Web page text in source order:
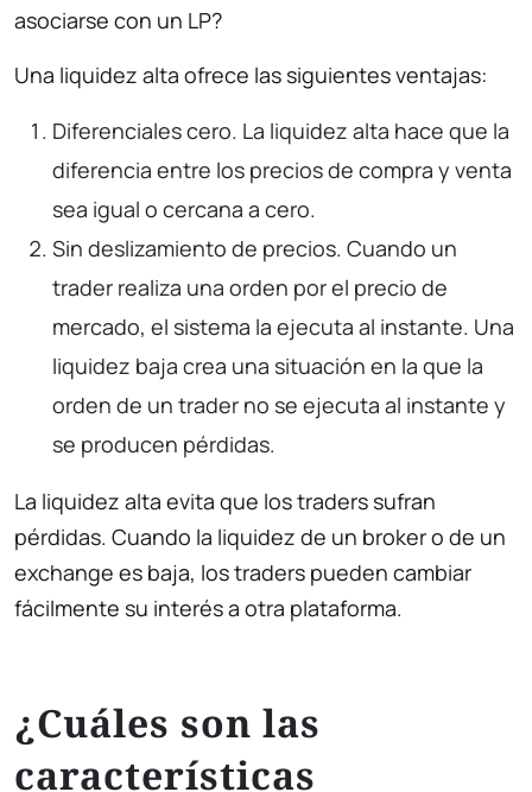
asociarse con un LP?
Una liquidez alta ofrece las siguientes ventajas:
Diferenciales cero. La liquidez alta hace que la
diferencia entre los precios de compra y venta
sea igual o cercana a cero.
Sin deslizamiento de precios. Cuando un
trader realiza una orden por el precio de
mercado, el sistema la ejecuta al instante. Una
liquidez baja crea una situación en la que la
orden de un trader no se ejecuta al instante y
se producen pérdidas.
La liquidez alta evita que los traders sufran
pérdidas. Cuando la liquidez de un broker o de un
exchange es baja, los traders pueden cambiar
fácilmente su interés a otra plataforma.
¿Cuáles son las
características